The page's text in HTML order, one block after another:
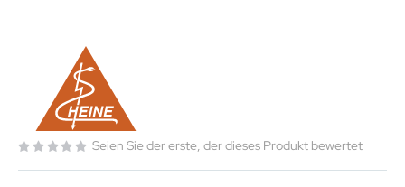
Seien Sie der erste, der dieses Produkt bewertet